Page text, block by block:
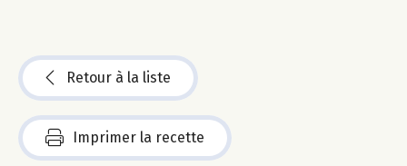
Retour à la liste
Imprimer la recette